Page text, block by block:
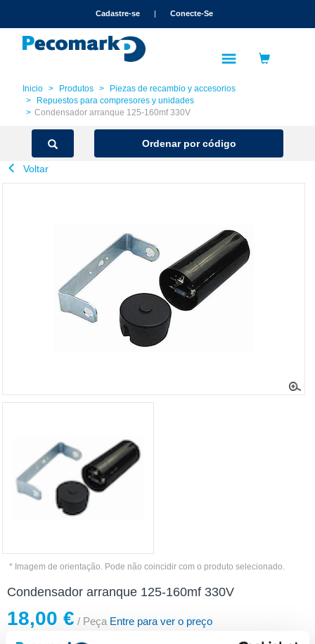
Cadastre-se | Conecte-Se
Inicio Produtos
Piezas de recambio y accesorios
Repuestos para compresores y unidades
Condensador arranque 125-160mf 330V
Ordenar por código
Voltar
* Imagem de orientação. Pode não coincidir com o produto selecionado.
Condensador arranque 125-160mf 330V
18,00 € / Peça Entre para ver o preço